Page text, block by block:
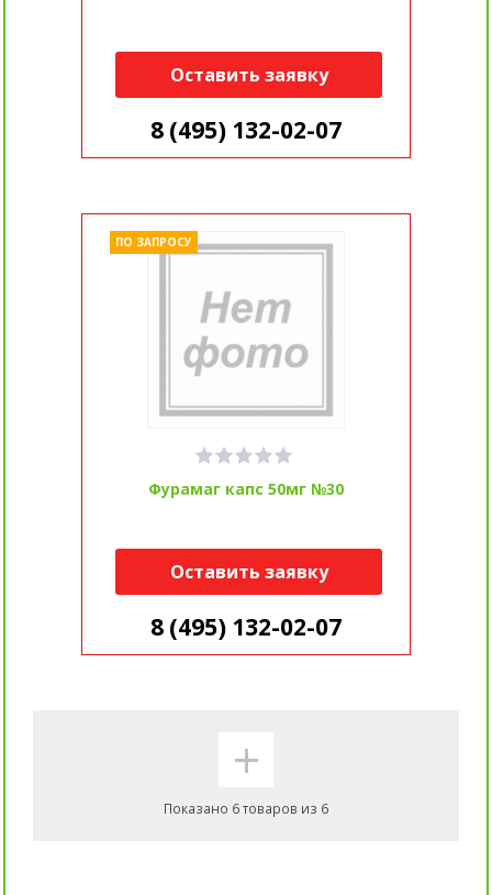
Оставить заявку
8 (495) 132-02-07
Фурамаг капс 50мг №30
ПО ЗАПРОСУ
Оставить заявку
8 (495) 132-02-07
+
Показано 6 товаров из 6